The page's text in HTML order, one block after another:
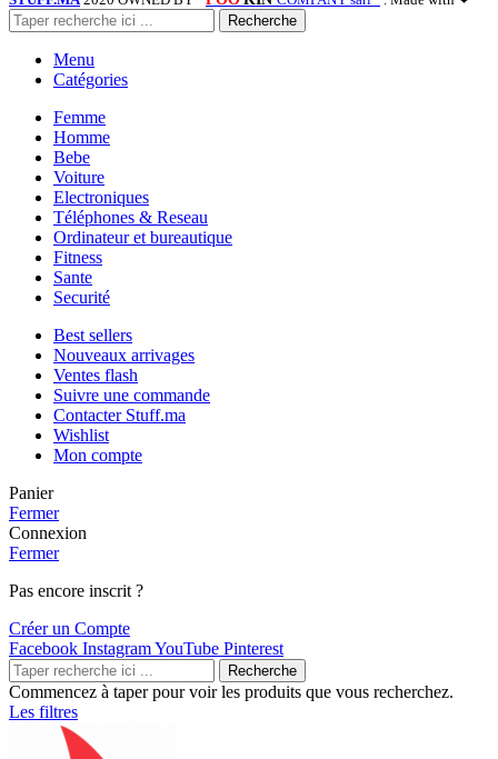
Recherche
Menu
Catégories
Femme
Homme
Bebe
Voiture
Electroniques
Téléphones & Reseau
Ordinateur et bureautique
Fitness
Sante
Securité
Best sellers
Nouveaux arrivages
Ventes flash
Suivre une commande
Contacter Stuff.ma
Wishlist
Mon compte
Panier
Fermer
Connexion
Fermer
Pas encore inscrit ?
Créer un Compte
Facebook InstagramYouTube Pinterest
Recherche
Commencez à taper pour voir les produits que vous recherchez.
Les filtres